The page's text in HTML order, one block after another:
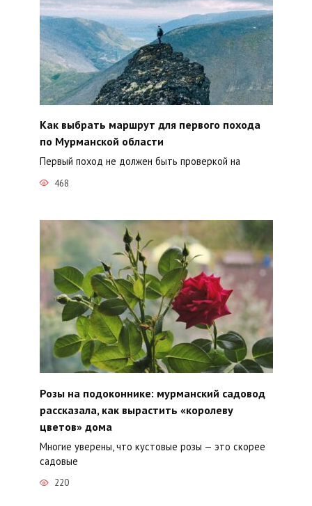
Как выбрать маршрут для первого похода
по Мурманской области
Первый поход не должен быть проверкой на
468
Розы на подоконнике: мурманский садовод
рассказала, как вырастить «королеву
цветов» дома
Многие уверены, что кустовые розы — это скорее
садовые
220